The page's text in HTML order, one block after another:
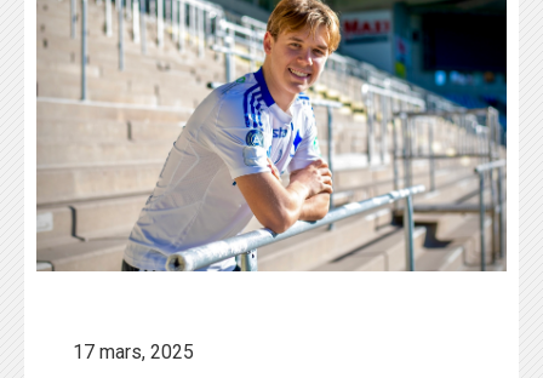
17 mars, 2025